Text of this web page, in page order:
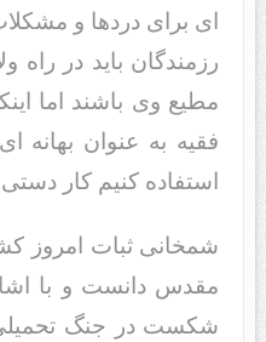
ای برای دردها و
رزمندگان باید در راه
مطیع وی باشند اما
فقیه به عنوان بهانه
استفاده کنیم کار
شمخانی ثبات امروز
مقدس دانست و با
شکست در جنگ تحمیلی